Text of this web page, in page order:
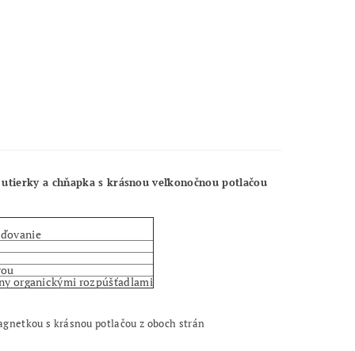
utierky a chňapka s krásnou veľkonočnou potlačou
organickými rozpúšťadlami
s krásnou potlačou z oboch strán